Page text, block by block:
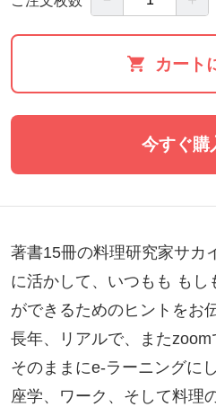
カート
今すぐ購
著書15冊の料理研究家サカ
に活かして、いつもも も
ができるためのヒントをお
長年、リアルで、また
そのままにe-ラーニングに
座学、ワーク、そして料理